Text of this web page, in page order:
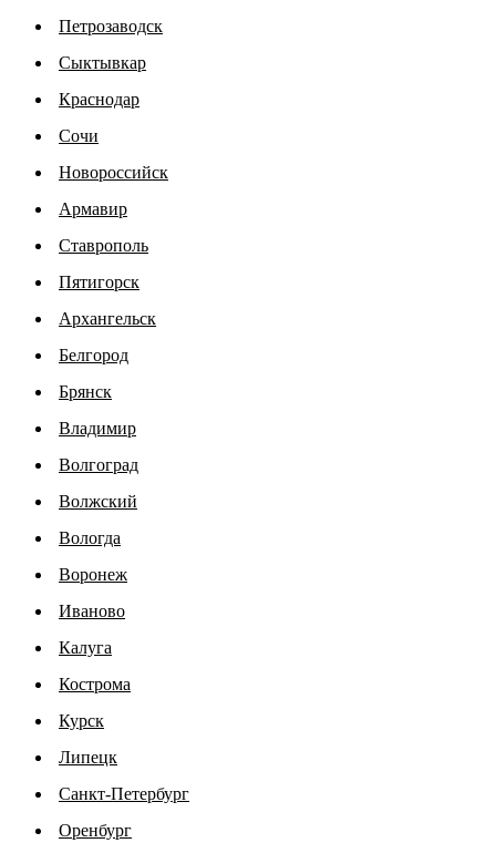
Петрозаводск
Сыктывкар
Краснодар
Сочи
Новороссийск
Армавир
Ставрополь
Пятигорск
Архангельск
Белгород
Брянск
Владимир
Волгоград
Волжский
Вологда
Воронеж
Иваново
Калуга
Кострома
Курск
Липецк
Санкт-Петербург
Оренбург